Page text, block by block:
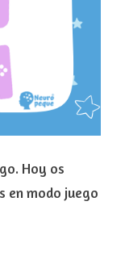
Hoy os
en modo juego